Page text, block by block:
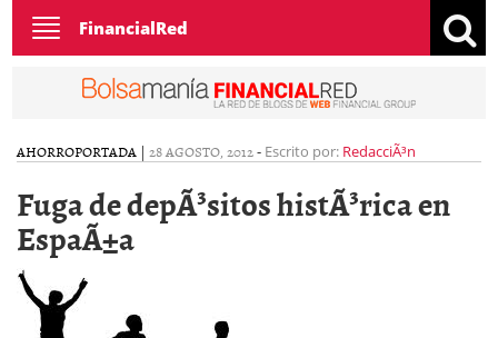
Toggle
navigation
FinancialRed
AHORROPORTADA | 28 AGOSTO, 2012- Escrito por: RedacciÃ³n
Fuga de depÃ³sitos histÃ³rica en
EspaÃ±a